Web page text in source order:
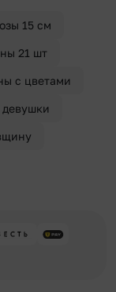
15 см
21 шт
с цветами
девушки